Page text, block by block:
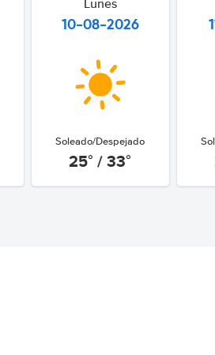
Lunes
10-08-2026
Soleado/Despejado
25° / 33°